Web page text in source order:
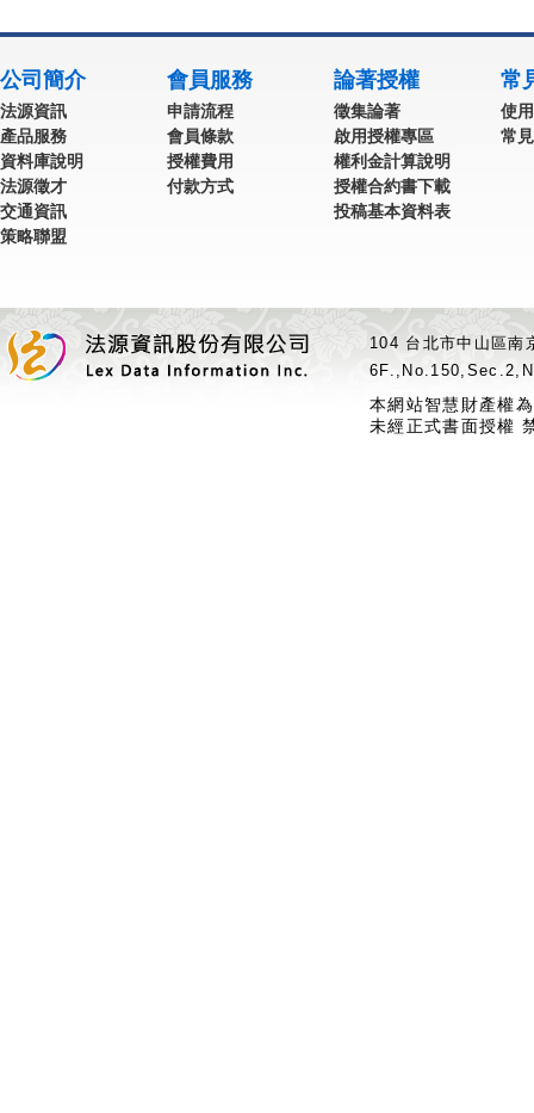
公司簡介
法源資訊
產品服務
資料庫說明
法源徵才
交通資訊
策略聯盟
會員服務
申請流程
會員條款
授權費用
付款方式
論著授權
徵集論著
啟用授權專區
權利金計算說明
授權合約書下載
投稿基本資料表
常
使
常
104 台北市中山區
本網站智慧財產權
未經正式書面授權